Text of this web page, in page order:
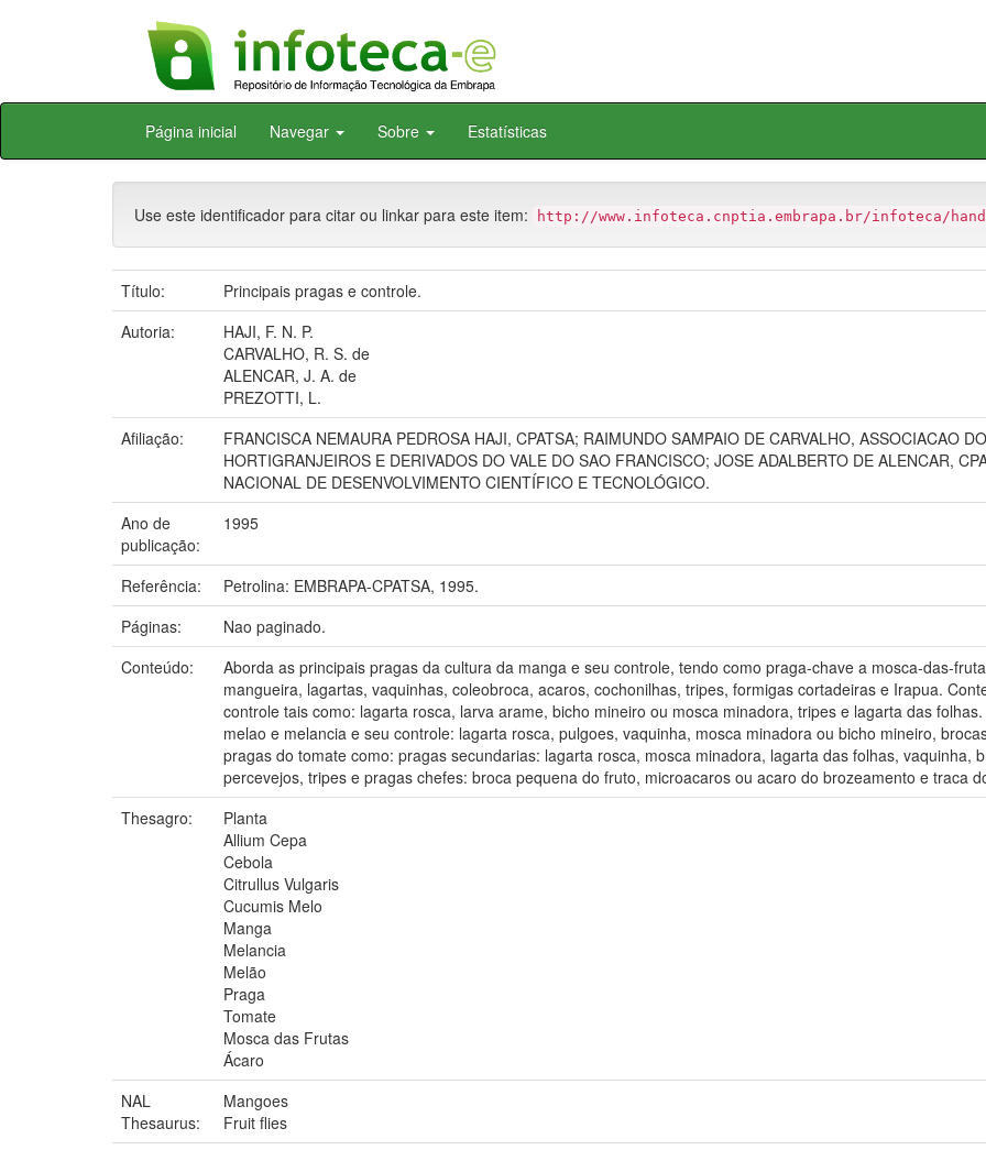
Skip
Página inicial Navegar Sobre Estatísticas
Use este identificador para citar ou linkar para este item: http://www.infoteca.cnptia.embrapa.br/infoteca/
Título:
Principais pragas e controle.
Autoria:
HAJI, F. N. P.
CARVALHO, R. S. de
ALENCAR, J. A. de
PREZOTTI, L.
Afiliação:
FRANCISCA NEMAURA PEDROSA HAJI, CPATSA; RAIMUNDO SAMPAIO DE CARVALHO, ASSOCIACAO
HORTIGRANJEIROS E DERIVADOS DO VALE DO SAO FRANCISCO; JOSE ADALBERTO DE ALENCAR,
NACIONAL DE DESENVOLVIMENTO CIENTÍFICO E TECNOLÓGICO.
Ano de
publicação:
1995
Referência:
Petrolina: EMBRAPA-CPATSA, 1995.
Páginas:
Nao paginado.
Conteúdo:
Aborda as principais pragas da cultura da manga e seu controle, tendo como praga-chave a mosca-das-
mangueira, lagartas, vaquinhas, coleobroca, acaros, cochonilhas, tripes, formigas cortadeiras e Irapua.
controle tais como: lagarta rosca, larva arame, bicho mineiro ou mosca minadora, tripes e lagarta das
melao e melancia e seu controle: lagarta rosca, pulgoes, vaquinha, mosca minadora ou bicho mineiro,
pragas do tomate como: pragas secundarias: lagarta rosca, mosca minadora, lagarta das folhas, vaquinha,
percevejos, tripes e pragas chefes: broca pequena do fruto, microacaros ou acaro do brozeamento e traca
Thesagro:
Planta
Allium Cepa
Cebola
Citrullus Vulgaris
Cucumis Melo
Manga
Melancia
Melão
Praga
Tomate
Mosca das Frutas
Ácaro
NAL
Thesaurus:
Mangoes
Fruit flies